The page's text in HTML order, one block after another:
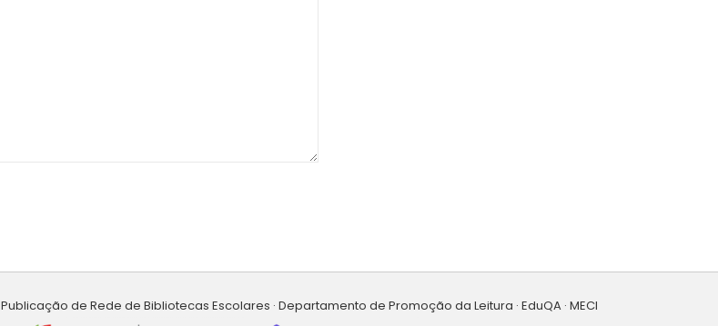
Publicação de Rede de Bibliotecas Escolares · Departamento de Promoção da Leitura · EduQA · MECI